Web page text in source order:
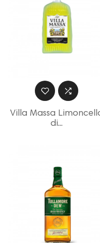
Villa Massa
di...